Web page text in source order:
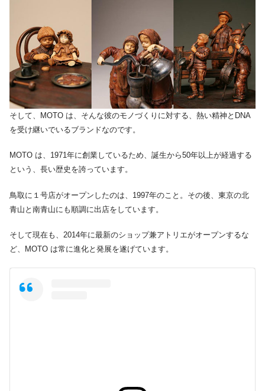
そして、MOTO は、そんな彼のモノづくりに対する、熱い精神とDNA
を受け継いでいるブランドなのです。
MOTO は、1971年に創業しているため、誕生から50年以上が経過する
という、長い歴史を誇っています。
鳥取に１号店がオープンしたのは、1997年のこと。その後、東京の北
青山と南青山にも順調に出店をしています。
そして現在も、2014年に最新のショップ兼アトリエがオープンするな
ど、MOTO は常に進化と発展を遂げています。